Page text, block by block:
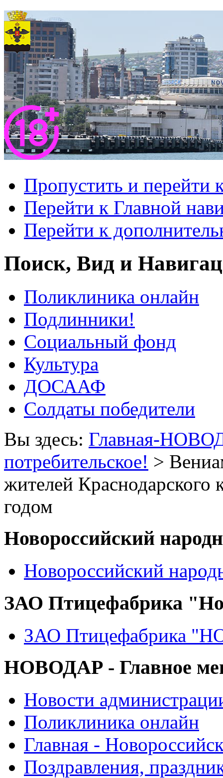
Пропустить и перейти
Перейти к Главной
Перейти к
Поиск, Вид и
Поликлиника онлайн
Подлинники!
Социальный фонд
Культура
ДОСААФ
Солдаты победители
Вы здесь: Главная-
потребительское! >
жителей
годом
Новороссийский
Новороссийский
ЗАО Птицефабрика
ЗАО Птицефабрика
НОВОДАР - Главное
Новости
Поликлиника онлайн
Главная -
Поздравления,